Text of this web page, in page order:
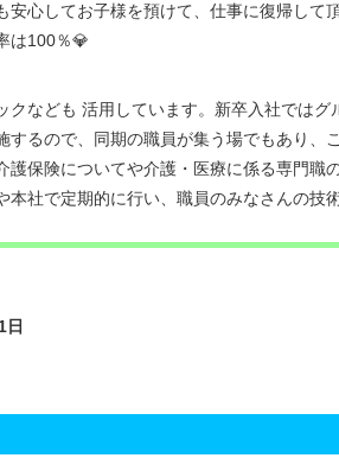
安心してお子様を預けて、仕事に復帰して
は100％💎
クなども 活用しています。新卒入社では
するので、同期の職員が集う場でもあり、
護保険についてや介護・医療に係る専門職
本社で定期的に行い、職員のみなさんの技
日